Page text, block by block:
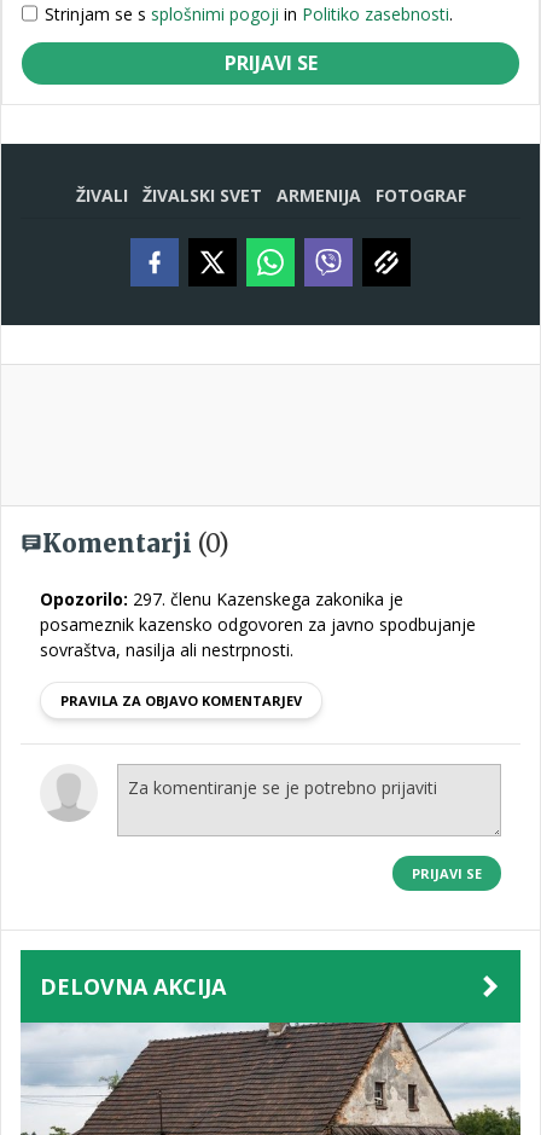
Strinjam se s splošnimi pogoji in Politiko zasebnosti.
PRIJAVI SE
ŽIVALI ŽIVALSKI SVET ARMENIJA FOTOGRAF
Komentarji (0)
Opozorilo: 297. členu Kazenskega zakonika je
posameznik kazensko odgovoren za javno spodbujanje
sovraštva, nasilja ali nestrpnosti.
PRAVILA ZA OBJAVO KOMENTARJEV
PRIJAVI SE
DELOVNA AKCIJA